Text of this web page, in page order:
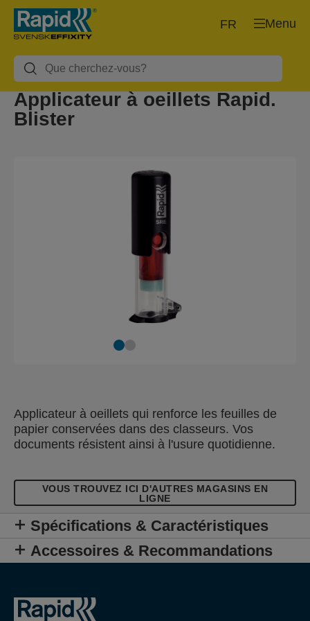
Menu
FR
Applicateur à oeillets Rapid.
Blister
Applicateur à oeillets qui renforce les feuilles de
papier conservées dans des classeurs. Vos
documents résistent ainsi à l'usure quotidienne.
VOUS TROUVEZ ICI D'AUTRES MAGASINS EN
LIGNE
Spécifications & Caractéristiques
Accessoires & Recommandations